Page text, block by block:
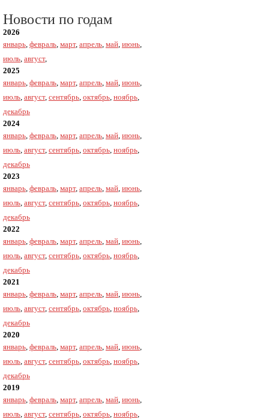
Новости по годам
2026
январь, февраль, март, апрель, май, июнь,
июль, август,
2025
январь, февраль, март, апрель, май, июнь,
июль, август, сентябрь, октябрь, ноябрь,
декабрь
2024
январь, февраль, март, апрель, май, июнь,
июль, август, сентябрь, октябрь, ноябрь,
декабрь
2023
январь, февраль, март, апрель, май, июнь,
июль, август, сентябрь, октябрь, ноябрь,
декабрь
2022
январь, февраль, март, апрель, май, июнь,
июль, август, сентябрь, октябрь, ноябрь,
декабрь
2021
январь, февраль, март, апрель, май, июнь,
июль, август, сентябрь, октябрь, ноябрь,
декабрь
2020
январь, февраль, март, апрель, май, июнь,
июль, август, сентябрь, октябрь, ноябрь,
декабрь
2019
январь, февраль, март, апрель, май, июнь,
июль, август, сентябрь, октябрь, ноябрь,